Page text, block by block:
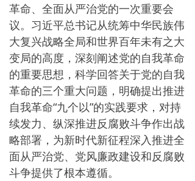
革命、全面从严治党的一次重要会
议。习近平总书记从统筹中华民族伟
大复兴战略全局和世界百年未有之大
变局的高度，深刻阐述党的自我革命
的重要思想，科学回答关于党的自我
革命的三个重大问题，明确提出推进
自我革命“九个以”的实践要求，对持
续发力、纵深推进反腐败斗争作出战
略部署，为新时代新征程深入推进全
面从严治党、党风廉政建设和反腐败
斗争提供了根本遵循。